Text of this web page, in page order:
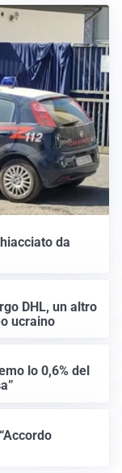
da
DHL, un altro
ucraino
lo 0,6% del